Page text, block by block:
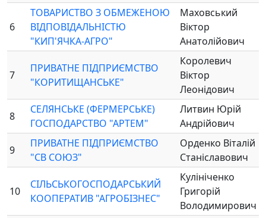
6
ТОВАРИСТВО З ОБМЕЖЕНОЮ
ВІДПОВІДАЛЬНІСТЮ
"КИП'ЯЧКА-АГРО"
Маховський
Віктор
Анатолійович
7
ПРИВАТНЕ ПІДПРИЄМСТВО
"КОРИТИЩАНСЬКЕ"
Королевич
Віктор
Леонідович
8
СЕЛЯНСЬКЕ (ФЕРМЕРСЬКЕ)
ГОСПОДАРСТВО "АРТЕМ"
Литвин Юрій
Андрійович
9
ПРИВАТНЕ ПІДПРИЄМСТВО
"СВ СОЮЗ"
Орденко Віталій
Станіславович
10
СІЛЬСЬКОГОСПОДАРСЬКИЙ
КООПЕРАТИВ "АГРОБІЗНЕС"
Кулініченко
Григорій
Володимирович